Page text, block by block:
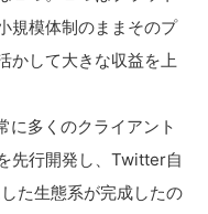
規模体制のままそのプ
かして大き な収益を上
に多くのクライアン ト
先行開発し、Twitter自
た生態系が完成したの